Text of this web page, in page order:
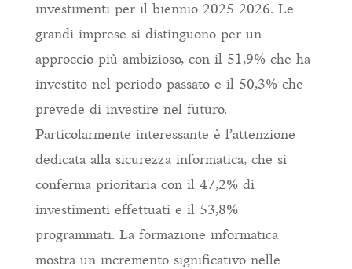
investimenti per il biennio 2025-2026. Le
grandi imprese si distinguono per un
approccio più ambizioso, con il 51,9% che ha
investito nel periodo passato e il 50,3% che
prevede di investire nel futuro.
Particolarmente interessante è l’attenzione
dedicata alla sicurezza informatica, che si
conferma prioritaria con il 47,2% di
investimenti effettuati e il 53,8%
programmati. La formazione informatica
mostra un incremento significativo nelle